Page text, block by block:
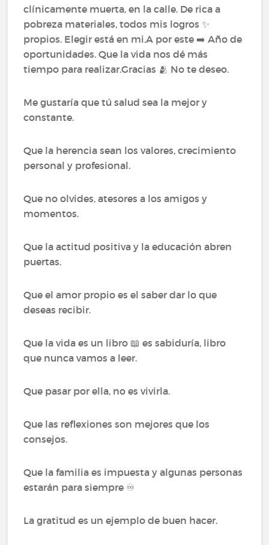
clínicamente muerta, en la calle. De rica a
pobreza materiales, todos mis logros ✨
propios. Elegir está en mi.A por este ➡️ Año de
oportunidades. Que la vida nos dé más
tiempo para realizar.Gracias 🫂 No te deseo.
Me gustaría que tú salud sea la mejor y
constante.
Que la herencia sean los valores, crecimiento
personal y profesional.
Que no olvides, atesores a los amigos y
momentos.
Que la actitud positiva y la educación abren
puertas.
Que el amor propio es el saber dar lo que
deseas recibir.
Que la vida es un libro 📖 es sabiduría, libro
que nunca vamos a leer.
Que pasar por ella, no es vivirla.
Que las reflexiones son mejores que los
consejos.
Que la familia es impuesta y algunas personas
estarán para siempre ♾️
La gratitud es un ejemplo de buen hacer.